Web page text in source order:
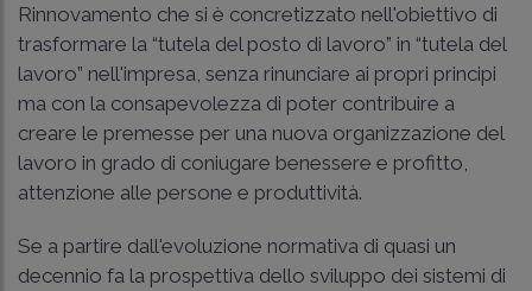
Rinnovamento che si è concretizzato nell'obiettivo di
trasformare la “tutela del posto di lavoro” in “tutela del
lavoro” nell'impresa, senza rinunciare ai propri principi
ma con la consapevolezza di poter contribuire a
creare le premesse per una nuova organizzazione del
lavoro in grado di coniugare benessere e profitto,
attenzione alle persone e produttività.
Se a partire dall'evoluzione normativa di quasi un
decennio fa la prospettiva dello sviluppo dei sistemi di